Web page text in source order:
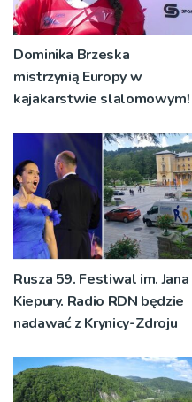
Dominika Brzeska
mistrzynią Europy w
kajakarstwie slalomowym!
Rusza 59. Festiwal im. Jana
Kiepury. Radio RDN będzie
nadawać z Krynicy-Zdroju